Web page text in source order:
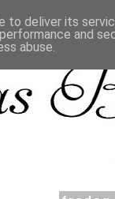
to deliver its
and
abuse.